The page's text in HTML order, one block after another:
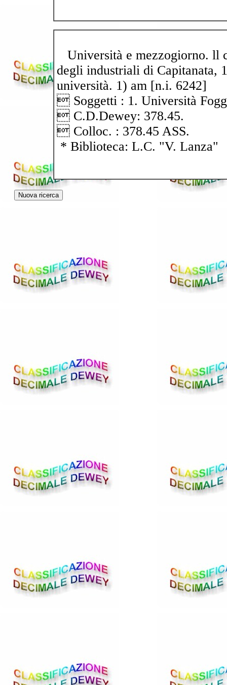
Università e mezzogiorno. ll
degli industriali di Capitanata,
università. 1) am [n.i. 6242]
 Soggetti : 1. Università
 C.D.Dewey: 378.45.
 Colloc. : 378.45 ASS.
* Biblioteca: L.C. "V. Lanza"